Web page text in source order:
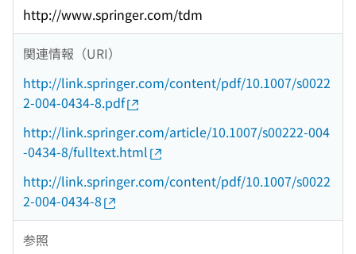
http://www.springer.com/tdm
関連情報（URI）
http://link.springer.com/content/pdf/10.1007/s0022
2-004-0434-8.pdf
http://link.springer.com/article/10.1007/s00222-004
-0434-8/fulltext.html
http://link.springer.com/content/pdf/10.1007/s0022
2-004-0434-8
参照